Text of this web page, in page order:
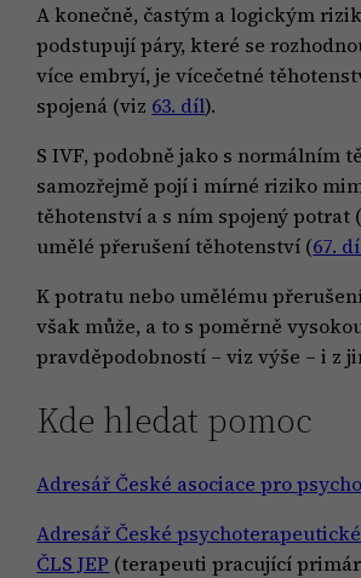
A konečně, častým a logickým
podstupují páry, které se
více embryí, je vícečetné
spojená (viz 63. díl).
S IVF, podobně jako s normálním
samozřejmě pojí i mírné riziko
těhotenství a s ním spojený potrat (
umělé přerušení těhotenství (67.
K potratu nebo umělému
však může, a to s poměrně
pravděpodobností – viz výše – i z
Kde hledat pomoc
Adresář České asociace pro
Adresář České
ČLS JEP (terapeuti pracující